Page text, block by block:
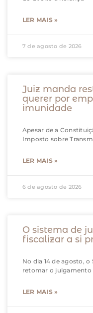
LER MAIS »
7 de agosto de 2026
Juiz manda
querer por
imunidade
Apesar de a
Imposto sobre
LER MAIS »
6 de agosto de 2026
O sistema de
fiscalizar a si
No dia 14 de agosto,
retomar o julgamento
LER MAIS »